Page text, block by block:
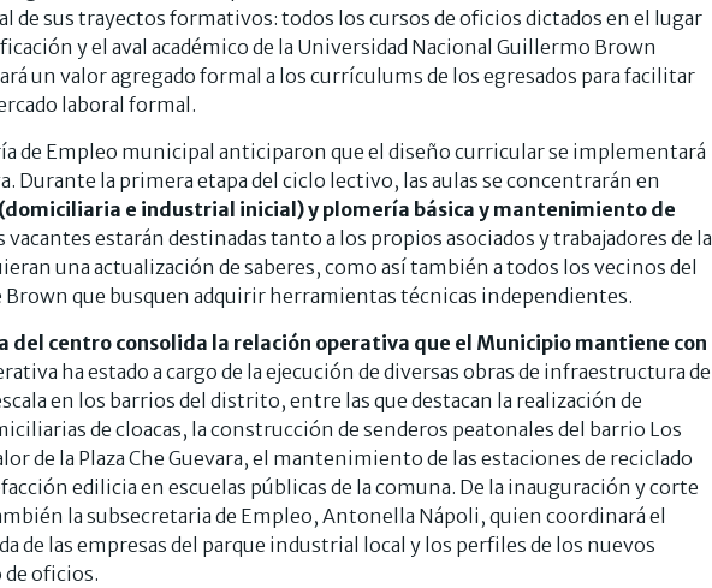
de sus trayectos formativos: todos los cursos de oficios dictados en el lugar
y el aval académico de la Universidad Nacional Guillermo Brown
un valor agregado formal a los currículums de los egresados para facilitar
laboral formal.
de Empleo municipal anticiparon que el diseño curricular se implementará
Durante la primera etapa del ciclo lectivo, las aulas se concentrarán en
e industrial inicial) y plomería básica y mantenimiento de
vacantes estarán destinadas tanto a los propios asociados y trabajadores de la
una actualización de saberes, como así también a todos los vecinos del
que busquen adquirir herramientas técnicas independientes.
del centro consolida la relación operativa que el Municipio mantiene con
ha estado a cargo de la ejecución de diversas obras de infraestructura de
en los barrios del distrito, entre las que destacan la realización de
de cloacas, la construcción de senderos peatonales del barrio Los
de la Plaza Che Guevara, el mantenimiento de las estaciones de reciclado
edilicia en escuelas públicas de la comuna. De la inauguración y corte
la subsecretaria de Empleo, Antonella Nápoli, quien coordinará el
de las empresas del parque industrial local y los perfiles de los nuevos
de oficios.